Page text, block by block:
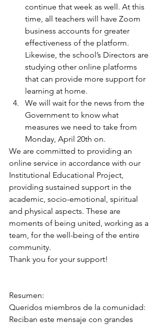
continue that week as well. At this
time, all teachers will have Zoom
business accounts for greater
effectiveness of the platform.
Likewise, the school’s Directors are
studying other online platforms
that can provide more support for
learning at home.
We will wait for the news from the
Government to know what
measures we need to take from
Monday, April 20th on.
We are committed to providing an
online service in accordance with our
Institutional Educational Project,
providing sustained support in the
academic, socio-emotional, spiritual
and physical aspects. These are
moments of being united, working as a
team, for the well-being of the entire
community.
Thank you for your support!
Resumen:
Queridos miembros de la comunidad:
Reciban este mensaje con grandes